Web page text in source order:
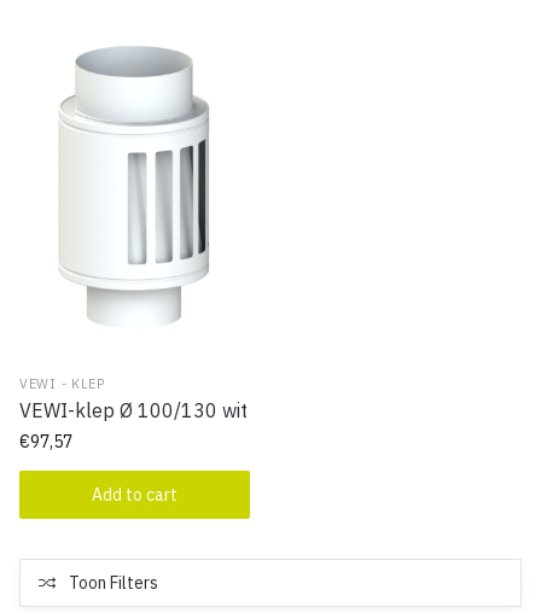
VEWI - KLEP
VEWI-klep Ø 100/130 wit
€97,57
Add to cart
Toon Filters